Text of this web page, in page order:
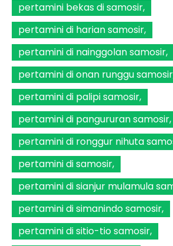
pertamini bekas di samosir
pertamini di harian samosir
pertamini di nainggolan samosir
pertamini di onan runggu samosir
pertamini di palipi samosir
pertamini di pangururan samosir
pertamini di ronggur nihuta
pertamini di samosir
pertamini di sianjur mulamula
pertamini di simanindo samosir
pertamini di sitio-tio samosir